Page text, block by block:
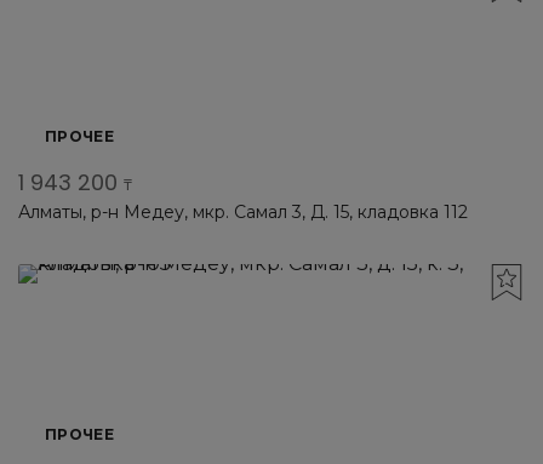
ПРОЧЕЕ
1 943 200 ₸
Алматы, р-н Медеу, мкр. Самал 3, Д. 15, кладовка 112
ПРОЧЕЕ